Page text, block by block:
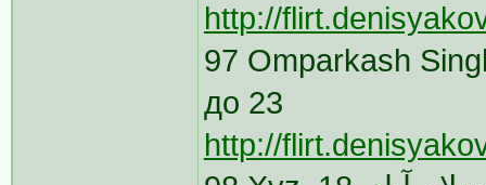
http://
97 Omparkash
до 23
http://